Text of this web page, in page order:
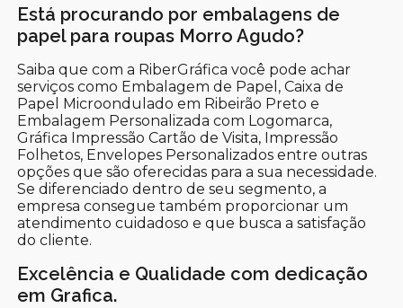
Está procurando por embalagens de
papel para roupas Morro Agudo?
Saiba que com a RiberGráfica você pode achar
serviços como Embalagem de Papel, Caixa de
Papel Microondulado em Ribeirão Preto e
Embalagem Personalizada com Logomarca,
Gráfica Impressão Cartão de Visita, Impressão
Folhetos, Envelopes Personalizados entre outras
opções que são oferecidas para a sua necessidade.
Se diferenciado dentro de seu segmento, a
empresa consegue também proporcionar um
atendimento cuidadoso e que busca a satisfação
do cliente.
Excelência e Qualidade com dedicação
em Grafica.